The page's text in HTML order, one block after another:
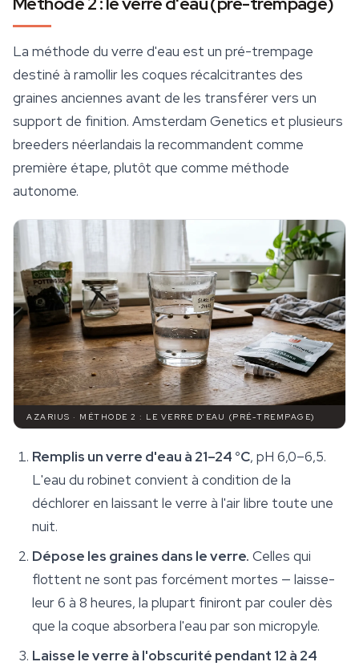
La méthode du verre d'eau est un pré-trempage
destiné à ramollir les coques récalcitrantes des
graines anciennes avant de les transférer vers un
support de finition. Amsterdam Genetics et plusieurs
breeders néerlandais la recommandent comme
première étape, plutôt que comme méthode
autonome.
AZARIUS · MÉTHODE 2 : LE VERRE D'EAU (PRÉ-TREMPAGE)
Remplis un verre d'eau à 21–24 °C, pH 6,0–6,5.
L'eau du robinet convient à condition de la
déchlorer en laissant le verre à l'air libre toute une
nuit.
Dépose les graines dans le verre. Celles qui
flottent ne sont pas forcément mortes — laisse-
leur 6 à 8 heures, la plupart finiront par couler dès
que la coque absorbera l'eau par son micropyle.
Laisse le verre à l'obscurité pendant 12 à 24